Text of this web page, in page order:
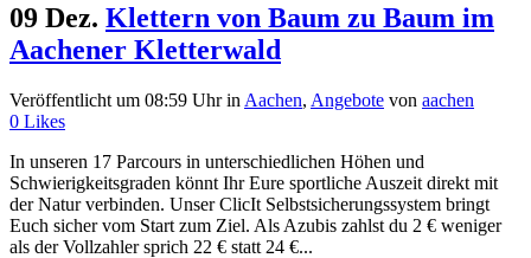
09 Dez. Klettern von Baum zu Baum im
Aachener Kletterwald
Veröffentlicht um 08:59 Uhrin Aachen, Angebote von aachen
0 Likes
In unseren 17 Parcours in unterschiedlichen Höhen und
Schwierigkeitsgraden könnt Ihr Eure sportliche Auszeit direkt mit
der Natur verbinden. Unser ClicIt Selbstsicherungssystem bringt
Euch sicher vom Start zum Ziel. Als Azubis zahlst du 2 € weniger
als der Vollzahler sprich 22 € statt 24 €...